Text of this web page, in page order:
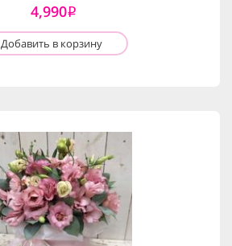
4,990i
Добавить в корзину